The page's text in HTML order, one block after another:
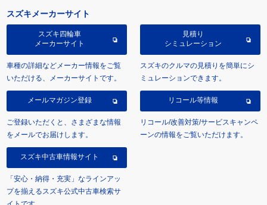
スズキメーカーサイト
スズキ四輪車
メーカーサイト
車種の詳細などメーカー情報をご覧
いただける、メーカーサイトです。
見積り
シミュレーション
スズキのクルマの見積りを簡単にシ
ミュレーションできます。
メールマガジン登録
ご登録いただくと、さまざまな情報
をメールでお届けします。
リコール等情報
リコール/改善対策/サービスキャンペ
ーンの情報をご覧いただけます。
スズキ中古車情報サイト
「安心・納得・充実」なラインアッ
プを揃えるスズキ公式中古車検索サ